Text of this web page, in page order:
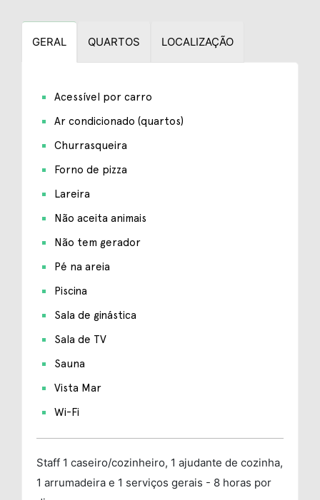
GERAL QUARTOS LOCALIZAÇÃO
Acessível por carro
Ar condicionado (quartos)
Churrasqueira
Forno de pizza
Lareira
Não aceita animais
Não tem gerador
Pé na areia
Piscina
Sala de ginástica
Sala de TV
Sauna
Vista Mar
Wi-Fi
Staff 1 caseiro/cozinheiro, 1 ajudante de cozinha,
1 arrumadeira e 1 serviços gerais - 8 horas por